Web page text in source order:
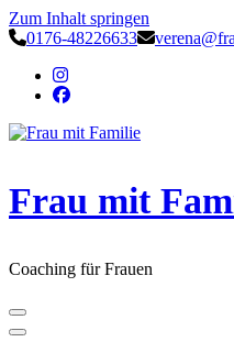
Zum Inhalt springen
0176-48226633
Frau mit
Coaching für Frauen